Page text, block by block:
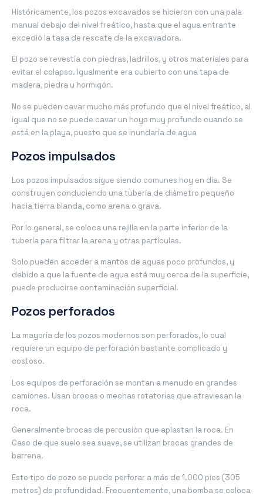
Históricamente, los pozos excavados se hicieron con una pala
manual debajo del nivel freático, hasta que el agua entrante
excedió la tasa de rescate de la excavadora.
El pozo se revestía con piedras, ladrillos, y otros materiales para
evitar el colapso. Igualmente era cubierto con una tapa de
madera, piedra u hormigón.
No se pueden cavar mucho más profundo que el nivel freático, al
igual que no se puede cavar un hoyo muy profundo cuando se
está en la playa, puesto que se inundaría de agua
Pozos impulsados
Los pozos impulsados ​​sigue siendo comunes hoy en día. Se
construyen conduciendo una tubería de diámetro pequeño
hacia tierra blanda, como arena o grava.
Por lo general, se coloca una rejilla en la parte inferior de la
tubería para filtrar la arena y otras partículas.
Solo pueden acceder a mantos de aguas poco profundos, y
debido a que la fuente de agua está muy cerca de la superficie,
puede producirse contaminación superficial.
Pozos perforados
La mayoría de los pozos modernos son perforados, lo cual
requiere un equipo de perforación bastante complicado y
costoso.
Los equipos de perforación se montan a menudo en grandes
camiones. Usan brocas o mechas rotatorias que atraviesan la
roca.
Generalmente brocas de percusión que aplastan la roca. En
Caso de que suelo sea suave, se utilizan brocas grandes de
barrena.
Este tipo de pozo se puede perforar a más de 1.000 pies (305
metros) de profundidad. Frecuentemente, una bomba se coloca